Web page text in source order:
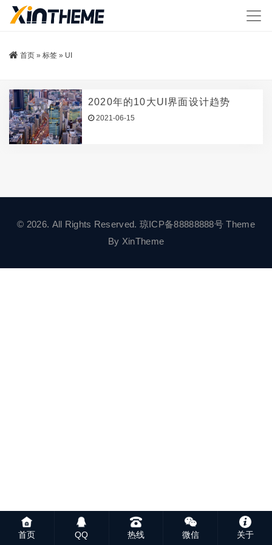
首页 » 标签 » UI
2020年的10大UI界面设计趋势
2021-06-15
© 2026. All Rights Reserved. 琼ICP备88888888号 Theme
By XinTheme
首页 QQ 热线 微信 关于